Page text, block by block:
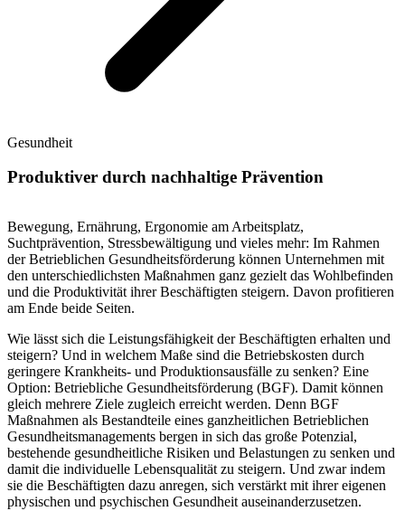
Gesundheit
Produktiver durch nachhaltige Prävention
Bewegung, Ernährung, Ergonomie am Arbeitsplatz,
Suchtprävention, Stressbewältigung und vieles mehr: Im Rahmen
der Betrieblichen Gesundheitsförderung können Unternehmen mit
den unterschiedlichsten Maßnahmen ganz gezielt das Wohlbefinden
und die Produktivität ihrer Beschäftigten steigern. Davon profitieren
am Ende beide Seiten.
Wie lässt sich die Leistungsfähigkeit der Beschäftigten erhalten und
steigern? Und in welchem Maße sind die Betriebskosten durch
geringere Krankheits- und Produktionsausfälle zu senken? Eine
Option: Betriebliche Gesundheitsförderung (BGF). Damit können
gleich mehrere Ziele zugleich erreicht werden. Denn BGF
Maßnahmen als Bestandteile eines ganzheitlichen Betrieblichen
Gesundheitsmanagements bergen in sich das große Potenzial,
bestehende gesundheitliche Risiken und Belastungen zu senken und
damit die individuelle Lebensqualität zu steigern. Und zwar indem
sie die Beschäftigten dazu anregen, sich verstärkt mit ihrer eigenen
physischen und psychischen Gesundheit auseinanderzusetzen.